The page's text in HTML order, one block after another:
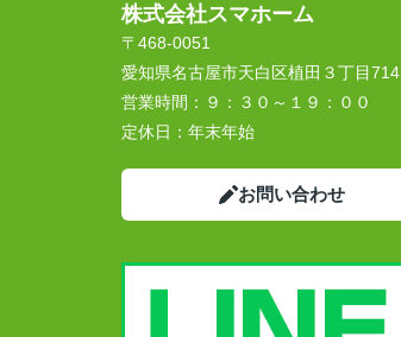
株式会社スマホーム
〒468-0051
愛知県名古屋市天白区植田３丁目714
営業時間： ９：３０～１９：００
定休日： 年末年始
お問い合わせ